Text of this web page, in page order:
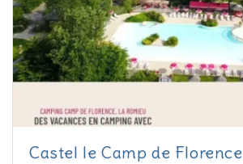
Castel le Camp de Florence